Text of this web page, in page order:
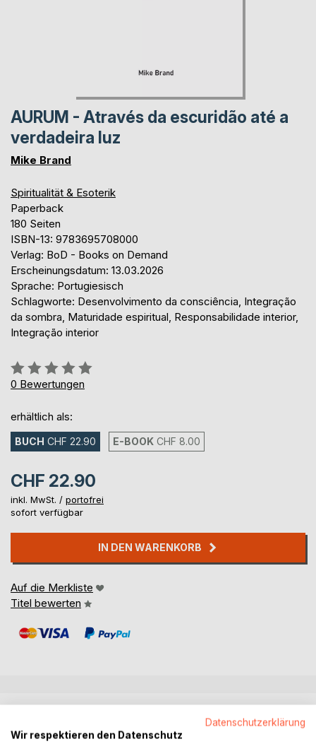
AURUM - Através da escuridão até a
verdadeira luz
Mike Brand
Spiritualität & Esoterik
Paperback
180 Seiten
ISBN-13: 9783695708000
Verlag: BoD - Books on Demand
Erscheinungsdatum: 13.03.2026
Sprache: Portugiesisch
Schlagworte: Desenvolvimento da consciência, Integração
da sombra, Maturidade espiritual, Responsabilidade interior,
Integração interior
Bewertung::
0%
0 Bewertungen
erhältlich als:
BUCH CHF 22.90 E-BOOK CHF 8.00
CHF 22.90
inkl. MwSt. / portofrei
sofort verfügbar
IN DEN WARENKORB
Auf die Merkliste
Titel bewerten
Datenschutzerklärung
Wir respektieren den Datenschutz